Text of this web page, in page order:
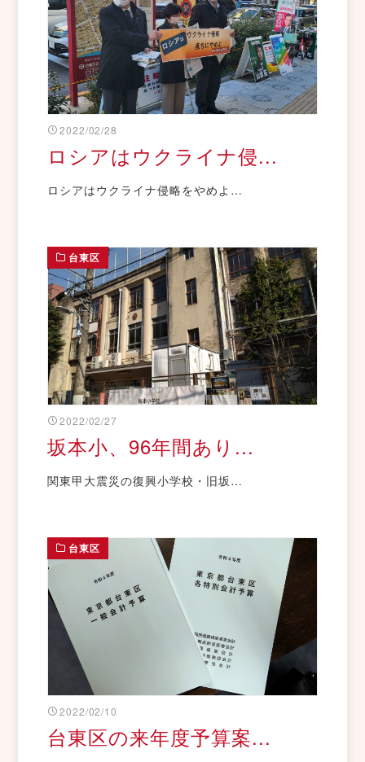
2022/02/28
ロシアはウクライナ侵...
ロシアはウクライナ侵略をやめよ…
台東区
2022/02/27
坂本小、96年間あり...
関東甲大震災の復興小学校・旧坂…
台東区
2022/02/10
台東区の来年度予算案...